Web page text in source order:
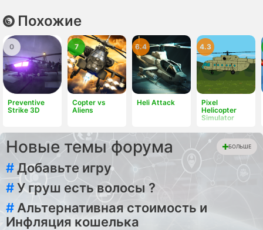
Похожие
Preventive
Strike 3D
0
Copter vs
Aliens
7
Heli Attack
6.4
Pixel
Helicopter
Simulator
4.3
Новые темы форума БОЛЬШЕ
#Добавьте игру
#У груш есть волосы ?
# Альтернативная стоимость и
Инфляция кошелька